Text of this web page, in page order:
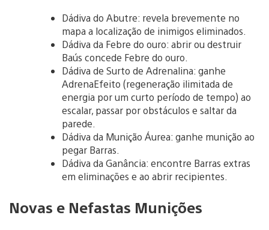
Dádiva do Abutre: revela brevemente no
mapa a localização de inimigos eliminados.
Dádiva da Febre do ouro: abrir ou destruir
Baús concede Febre do ouro.
Dádiva de Surto de Adrenalina: ganhe
AdrenaEfeito (regeneração ilimitada de
energia por um curto período de tempo) ao
escalar, passar por obstáculos e saltar da
parede.
Dádiva da Munição Áurea: ganhe munição ao
pegar Barras.
Dádiva da Ganância: encontre Barras extras
em eliminações e ao abrir recipientes.
Novas e Nefastas Munições